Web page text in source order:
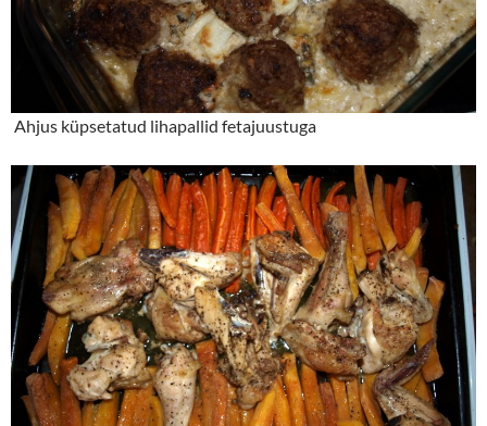
Ahjus küpsetatud lihapallid fetajuustuga